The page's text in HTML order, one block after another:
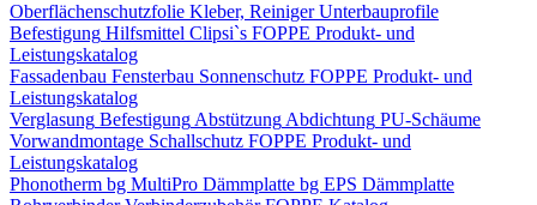
Oberflächenschutzfolie Kleber, Reiniger Unterbauprofile
Befestigung Hilfsmittel Clipsi`s FOPPE Produkt- und
Leistungskatalog
Fassadenbau Fensterbau Sonnenschutz FOPPE Produkt- und
Leistungskatalog
Verglasung Befestigung Abstützung Abdichtung PU-Schäume
Vorwandmontage Schallschutz FOPPE Produkt- und
Leistungskatalog
Phonotherm bg MultiPro Dämmplatte bg EPS Dämmplatte